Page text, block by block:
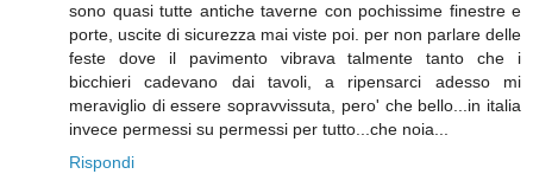
sono quasi tutte antiche taverne con pochissime finestre e
porte, uscite di sicurezza mai viste poi. per non parlare delle
feste dove il pavimento vibrava talmente tanto che i
bicchieri cadevano dai tavoli, a ripensarci adesso mi
meraviglio di essere sopravvissuta, pero' che bello...in italia
invece permessi su permessi per tutto...che noia...
Rispondi